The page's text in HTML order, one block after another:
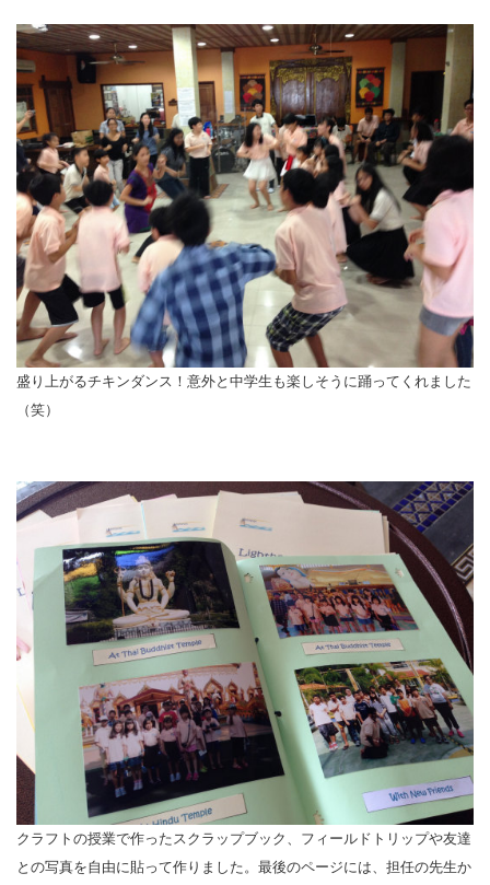
盛り上がるチキンダンス！意外と中学生も楽しそうに踊ってくれました
（笑）
クラフトの授業で作ったスクラップブック、フィールドトリップや友達
との写真を自由に貼って作りました。最後のページには、担任の先生か